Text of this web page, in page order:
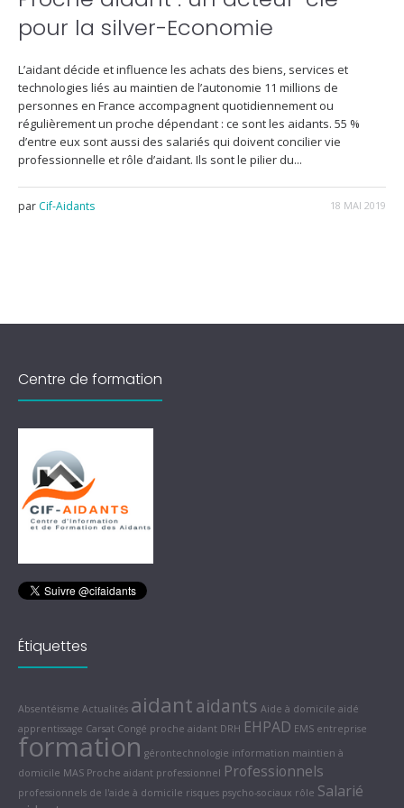
pour la silver-Economie
L’aidant décide et influence les achats des biens, services et
technologies liés au maintien de l’autonomie 11 millions de
personnes en France accompagnent quotidiennement ou
régulièrement un proche dépendant : ce sont les aidants. 55 %
d’entre eux sont aussi des salariés qui doivent concilier vie
professionnelle et rôle d’aidant. Ils sont le pilier du...
18 MAI 2019
par Cif-Aidants
Centre de formation
Étiquettes
Absentéisme Actualités aidantaidants Aide à domicile aidé
apprentissage Carsat Congé proche aidant DRH EHPAD EMS entreprise
formation gérontechnologie information maintien à
domicile MAS Proche aidant professionnel Professionnels
professionnels de l'aide à domicile risques psycho-sociaux rôle Salarié